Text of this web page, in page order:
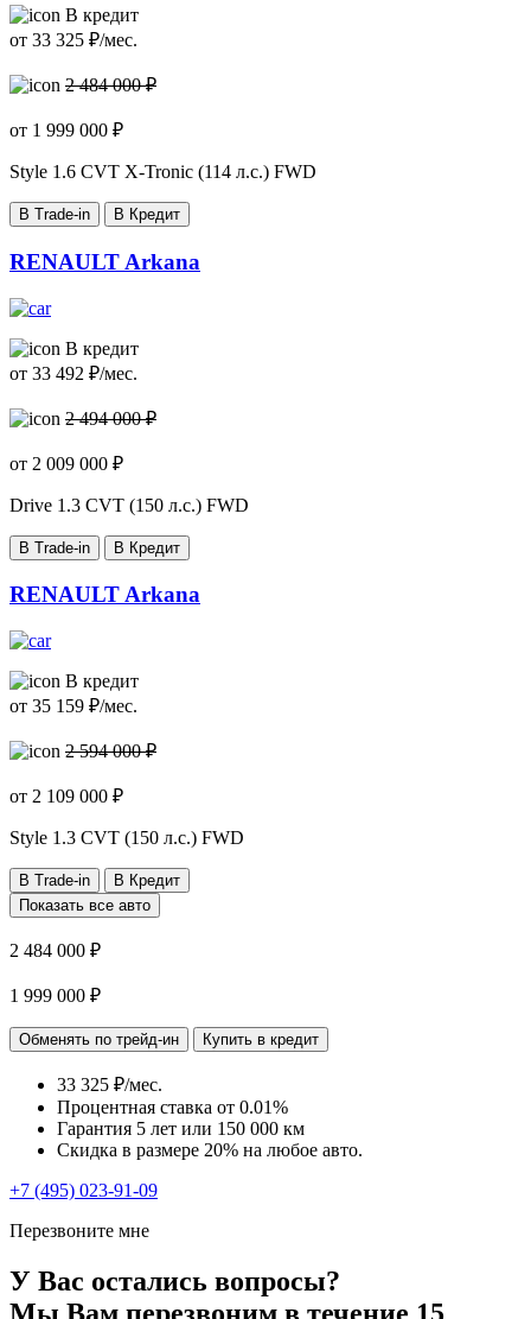
В кредит
от 33 325 ₽/мес.
2 484 000 ₽
от 1 999 000 ₽
Style 1.6 CVT X-Tronic (114 л.с.) FWD
В Trade-in В Кредит
RENAULT Arkana
В кредит
от 33 492 ₽/мес.
2 494 000 ₽
от 2 009 000 ₽
Drive 1.3 CVT (150 л.с.) FWD
В Trade-in В Кредит
RENAULT Arkana
В кредит
от 35 159 ₽/мес.
2 594 000 ₽
от 2 109 000 ₽
Style 1.3 CVT (150 л.с.) FWD
В Trade-in
В Кредит
Показать все авто
2 484 000 ₽
1 999 000 ₽
Обменять по трейд-ин Купить в кредит
33 325 ₽/мес.
Процентная ставка от 0.01%
Гарантия 5 лет или 150 000 км
Скидка в размере 20% на любое авто.
+7 (495) 023-91-09
Перезвоните мне
У Вас остались вопросы?